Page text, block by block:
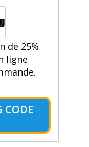
de 25%
ligne
CODE